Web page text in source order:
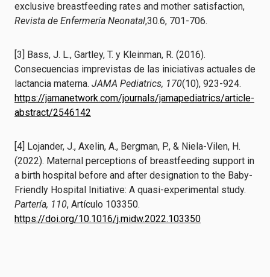
exclusive breastfeeding rates and mother satisfaction,
Revista de Enfermería Neonatal,30.6, 701-706.
[3] Bass, J. L., Gartley, T. y Kleinman, R. (2016).
Consecuencias imprevistas de las iniciativas actuales de
lactancia materna. JAMA Pediatrics, 170(10), 923-924.
https://jamanetwork.com/journals/jamapediatrics/article-
abstract/2546142
[4] Lojander, J., Axelin, A., Bergman, P., & Niela-Vilen, H.
(2022). Maternal perceptions of breastfeeding support in
a birth hospital before and after designation to the Baby-
Friendly Hospital Initiative: A quasi-experimental study.
Partería, 110, Artículo 103350.
https://doi.org/10.1016/j.midw.2022.103350